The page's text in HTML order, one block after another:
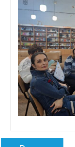
Навигация